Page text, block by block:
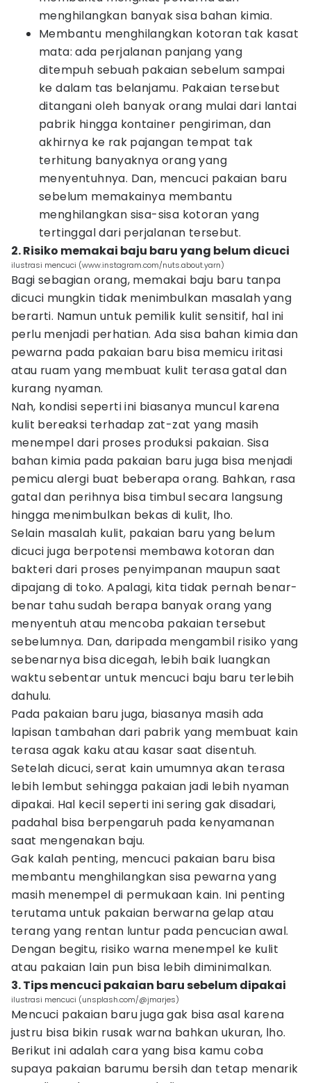
menghilangkan banyak sisa bahan kimia.
Membantu menghilangkan kotoran tak kasat
mata: ada perjalanan panjang yang
ditempuh sebuah pakaian sebelum sampai
ke dalam tas belanjamu. Pakaian tersebut
ditangani oleh banyak orang mulai dari lantai
pabrik hingga kontainer pengiriman, dan
akhirnya ke rak pajangan tempat tak
terhitung banyaknya orang yang
menyentuhnya. Dan, mencuci pakaian baru
sebelum memakainya membantu
menghilangkan sisa-sisa kotoran yang
tertinggal dari perjalanan tersebut.
2. Risiko memakai baju baru yang belum dicuci
ilustrasi mencuci (www.instagram.com/nuts.about.yarn)
Bagi sebagian orang, memakai baju baru tanpa
dicuci mungkin tidak menimbulkan masalah yang
berarti. Namun untuk pemilik kulit sensitif, hal ini
perlu menjadi perhatian. Ada sisa bahan kimia dan
pewarna pada pakaian baru bisa memicu iritasi
atau ruam yang membuat kulit terasa gatal dan
kurang nyaman.
Nah, kondisi seperti ini biasanya muncul karena
kulit bereaksi terhadap zat-zat yang masih
menempel dari proses produksi pakaian. Sisa
bahan kimia pada pakaian baru juga bisa menjadi
pemicu alergi buat beberapa orang. Bahkan, rasa
gatal dan perihnya bisa timbul secara langsung
hingga menimbulkan bekas di kulit, lho.
Selain masalah kulit, pakaian baru yang belum
dicuci juga berpotensi membawa kotoran dan
bakteri dari proses penyimpanan maupun saat
dipajang di toko. Apalagi, kita tidak pernah benar-
benar tahu sudah berapa banyak orang yang
menyentuh atau mencoba pakaian tersebut
sebelumnya. Dan, daripada mengambil risiko yang
sebenarnya bisa dicegah, lebih baik luangkan
waktu sebentar untuk mencuci baju baru terlebih
dahulu.
Pada pakaian baru juga, biasanya masih ada
lapisan tambahan dari pabrik yang membuat kain
terasa agak kaku atau kasar saat disentuh.
Setelah dicuci, serat kain umumnya akan terasa
lebih lembut sehingga pakaian jadi lebih nyaman
dipakai. Hal kecil seperti ini sering gak disadari,
padahal bisa berpengaruh pada kenyamanan
saat mengenakan baju.
Gak kalah penting, mencuci pakaian baru bisa
membantu menghilangkan sisa pewarna yang
masih menempel di permukaan kain. Ini penting
terutama untuk pakaian berwarna gelap atau
terang yang rentan luntur pada pencucian awal.
Dengan begitu, risiko warna menempel ke kulit
atau pakaian lain pun bisa lebih diminimalkan.
3. Tips mencuci pakaian baru sebelum dipakai
ilustrasi mencuci (unsplash.com/@jmarjes)
Mencuci pakaian baru juga gak bisa asal karena
justru bisa bikin rusak warna bahkan ukuran, lho.
Berikut ini adalah cara yang bisa kamu coba
supaya pakaian barumu bersih dan tetap menarik